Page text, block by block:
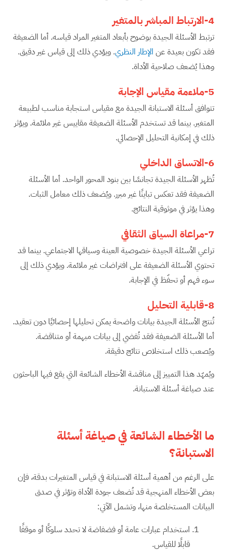
4-الارتباط المباشر بالمتغير
ترتبط الأسئلة الجيدة بوضوح بأبعاد المتغير المراد قياسه. أما الضعيفة
فقد تكون بعيدة عن الإطار النظري. ويؤدي ذلك إلى قياس غير دقيق.
وهذا يُضعف صلاحية الأداة.
5-ملاءمة مقياس الإجابة
تتوافق أسئلة الاستبانة الجيدة مع مقياس استجابة مناسب لطبيعة
المتغير. بينما قد تستخدم الأسئلة الضعيفة مقاييس غير ملائمة. ويؤثر
ذلك في إمكانية التحليل الإحصائي.
6-الاتساق الداخلي
تُظهر الأسئلة الجيدة تجانسًا بين بنود المحور الواحد. أما الأسئلة
الضعيفة فقد تعكس تباينًا غير مبرر. ويُضعف ذلك معامل الثبات.
وهذا يؤثر في موثوقية النتائج.
7-مراعاة السياق الثقافي
تراعي الأسئلة الجيدة خصوصية العينة وسياقها الاجتماعي. بينما قد
تحتوي الأسئلة الضعيفة على افتراضات غير ملائمة. ويؤدي ذلك إلى
سوء فهم أو تحفّظ في الإجابة.
8-قابلية التحليل
تُنتج الأسئلة الجيدة بيانات واضحة يمكن تحليلها إحصائيًا دون تعقيد.
أما الأسئلة الضعيفة فقد تُفضي إلى بيانات مبهمة أو متناقضة.
ويُصعب ذلك استخلاص نتائج دقيقة.
ويُمهّد هذا التمييز إلى مناقشة الأخطاء الشائعة التي يقع فيها الباحثون
عند صياغة أسئلة الاستبانة.
ما الأخطاء الشائعة في صياغة أسئلة
الاستبانة؟
على الرغم من أهمية أسئلة الاستبانة في قياس المتغيرات بدقة، فإن
بعض الأخطاء المنهجية قد تُضعف جودة الأداة وتؤثر في صدق
البيانات المستخلصة منها، وتشمل الآتي:
استخدام عبارات عامة أو فضفاضة لا تحدد سلوكًا أو موقفًا
قابلًا للقياس.